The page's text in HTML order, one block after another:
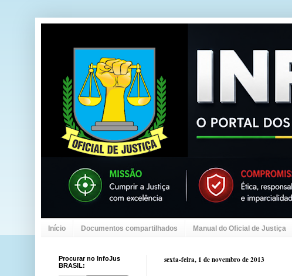
Início Documentos compartilhados Manual do Oficial de Justiça
sexta-feira, 1 de novembro de 2013
Procurar no InfoJus
BRASIL: